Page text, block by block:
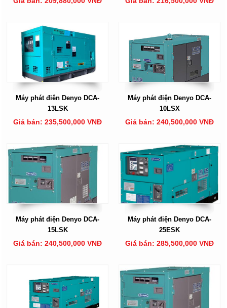
Máy phát điên Denyo DCA-
13LSK
Giá bán: 235,500,000 VNĐ
Máy phát điện Denyo DCA-
10LSX
Giá bán: 240,500,000 VNĐ
Máy phát điện Denyo DCA-
15LSK
Giá bán: 240,500,000 VNĐ
Máy phát điện Denyo DCA-
25ESK
Giá bán: 285,500,000 VNĐ